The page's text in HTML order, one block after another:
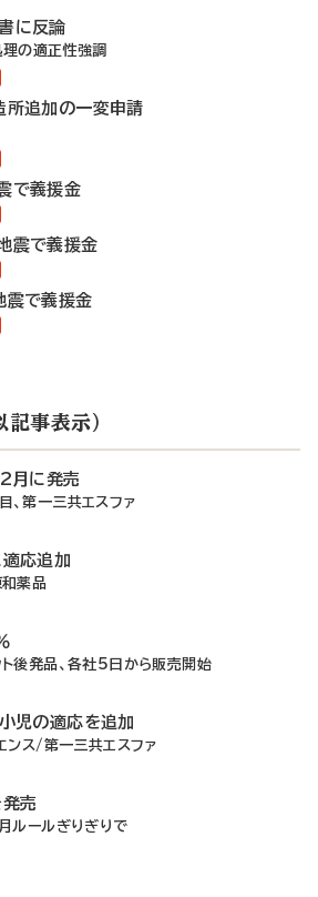
に反論
理の適正性強調
所追加の一変申請
で義援金
震で義援金
震で義援金
記事表示）
月に発売
、第一三共エスファ
適応追加
薬品
後発品、各社5日から販売開始
児の適応を追加
ンス/第一三共エスファ
売
ルールぎりぎりで